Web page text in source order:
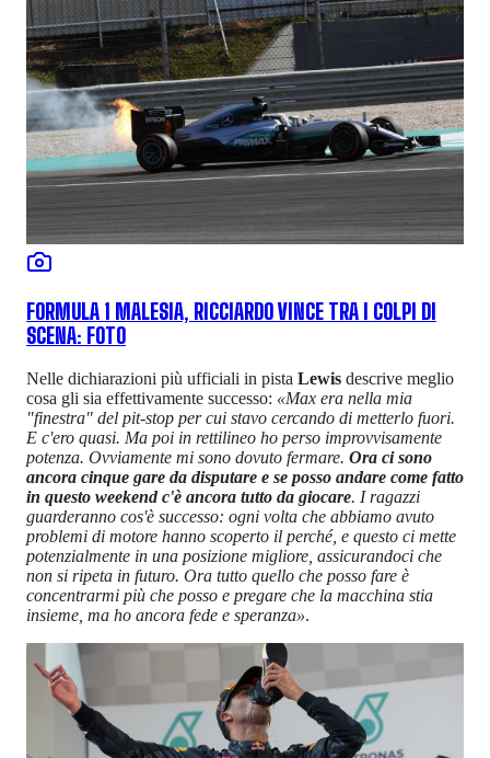
FORMULA 1 MALESIA, RICCIARDO VINCE TRA I COLPI DI
SCENA: FOTO
Nelle dichiarazioni più ufficiali in pista Lewis descrive meglio
cosa gli sia effettivamente successo: «Max era nella mia
"finestra" del pit-stop per cui stavo cercando di metterlo fuori.
E c'ero quasi. Ma poi in rettilineo ho perso improvvisamente
potenza. Ovviamente mi sono dovuto fermare. Ora ci sono
ancora cinque gare da disputare e se posso andare come fatto
in questo weekend c'è ancora tutto da giocare. I ragazzi
guarderanno cos'è successo: ogni volta che abbiamo avuto
problemi di motore hanno scoperto il perché, e questo ci mette
potenzialmente in una posizione migliore, assicurandoci che
non si ripeta in futuro. Ora tutto quello che posso fare è
concentrarmi più che posso e pregare che la macchina stia
insieme, ma ho ancora fede e speranza».